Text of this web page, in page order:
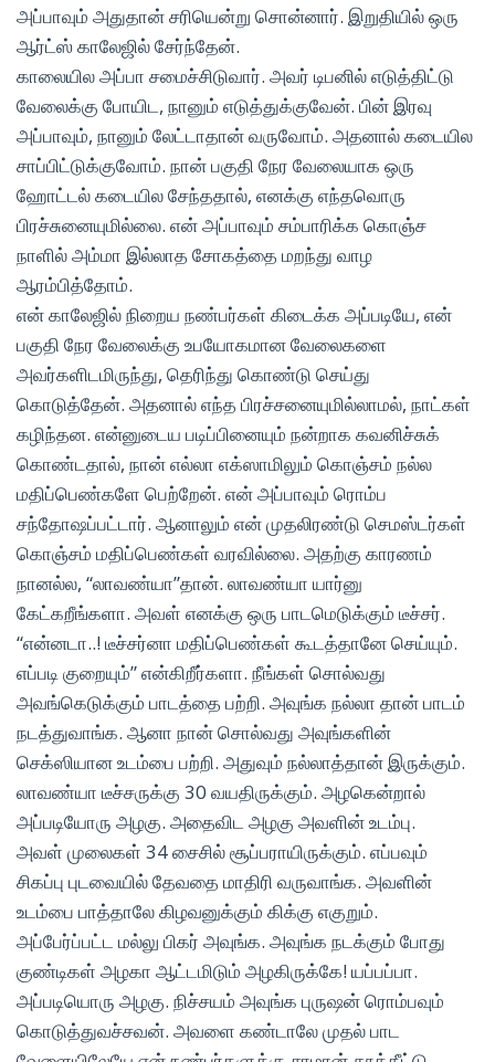
அப்பாவும் அதுதான் சரியென்று சொன்னார். இறுதியில் ஒரு
ஆர்ட்ஸ் காலேஜில் சேர்ந்தேன்.
காலையில அப்பா சமைச்சிடுவார். அவர் டிபனில் எடுத்திட்டு
வேலைக்கு போயிட, நானும் எடுத்துக்குவேன். பின் இரவு
அப்பாவும், நானும் லேட்டாதான் வருவோம். அதனால் கடையில
சாப்பிட்டுக்குவோம். நான் பகுதி நேர வேலையாக ஒரு
ஹோட்டல் கடையில சேந்ததால், எனக்கு எந்தவொரு
பிரச்சுனையுமில்லை. என் அப்பாவும் சம்பாரிக்க கொஞ்ச
நாளில் அம்மா இல்லாத சோகத்தை மறந்து வாழ
ஆரம்பித்தோம்.
என் காலேஜில் நிறைய நண்பர்கள் கிடைக்க அப்படியே, என்
பகுதி நேர வேலைக்கு உபயோகமான வேலைகளை
அவர்களிடமிருந்து, தெரிந்து கொண்டு செய்து
கொடுத்தேன். அதனால் எந்த பிரச்சனையுமில்லாமல், நாட்கள்
கழிந்தன. என்னுடைய படிப்பினையும் நன்றாக கவனிச்சுக்
கொண்டதால், நான் எல்லா எக்ஸாமிலும் கொஞ்சம் நல்ல
மதிப்பெண்களே பெற்றேன். என் அப்பாவும் ரொம்ப
சந்தோஷப்பட்டார். ஆனாலும் என் முதலிரண்டு செமஸ்டர்கள்
கொஞ்சம் மதிப்பெண்கள் வரவில்லை. அதற்கு காரணம்
நானல்ல, “லாவண்யா”தான். லாவண்யா யார்னு
கேட்கறீங்களா. அவள் எனக்கு ஒரு பாடமெடுக்கும் டீச்சர்.
“என்னடா..! டீச்சர்னா மதிப்பெண்கள் கூடத்தானே செய்யும்.
எப்படி குறையும்” என்கிறீர்களா. நீங்கள் சொல்வது
அவங்கெடுக்கும் பாடத்தை பற்றி. அவுங்க நல்லா தான் பாடம்
நடத்துவாங்க. ஆனா நான் சொல்வது அவுங்களின்
செக்ஸியான உடம்பை பற்றி. அதுவும் நல்லாத்தான் இருக்கும்.
லாவண்யா டீச்சருக்கு 30 வயதிருக்கும். அழகென்றால்
அப்படியோரு அழகு. அதைவிட அழகு அவளின் உடம்பு.
அவள் முலைகள் 34 சைசில் சூப்பராயிருக்கும். எப்பவும்
சிகப்பு புடவையில் தேவதை மாதிரி வருவாங்க. அவளின்
உடம்பை பாத்தாலே கிழவனுக்கும் கிக்கு எகுறும்.
அப்பேர்ப்பட்ட மல்லு பிகர் அவுங்க. அவுங்க நடக்கும் போது
குண்டிகள் அழகா ஆட்டமிடும் அழகிருக்கே! யப்பப்பா.
அப்படியொரு அழகு. நிச்சயம் அவுங்க புருஷன் ரொம்பவும்
கொடுத்துவச்சவன். அவளை கண்டாலே முதல் பாட